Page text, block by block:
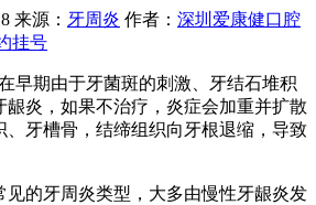
来源： 牙周炎 作者： 深圳爱康健口腔
挂号
早期由于牙菌斑的刺激、牙结石堆积
龈炎，如果不治疗，炎症会加重并扩散
、牙槽骨，结缔组织向牙根退缩，导致
的牙周炎类型，大多由慢性牙龈炎发